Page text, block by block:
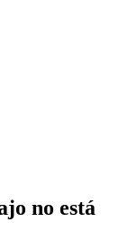
no está